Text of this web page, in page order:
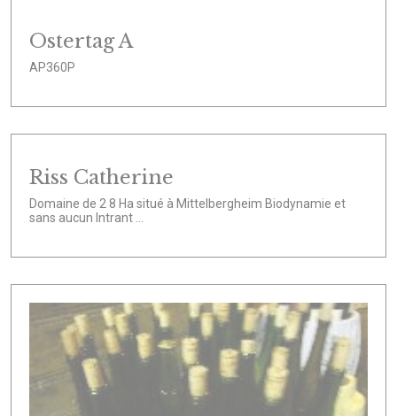
Ostertag A
AP360P
Riss Catherine
Domaine de 2 8 Ha situé à Mittelbergheim Biodynamie et
sans aucun Intrant ...